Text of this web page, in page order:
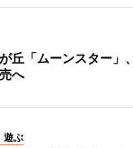
丘「ムーンスター」
へ
遊ぶ